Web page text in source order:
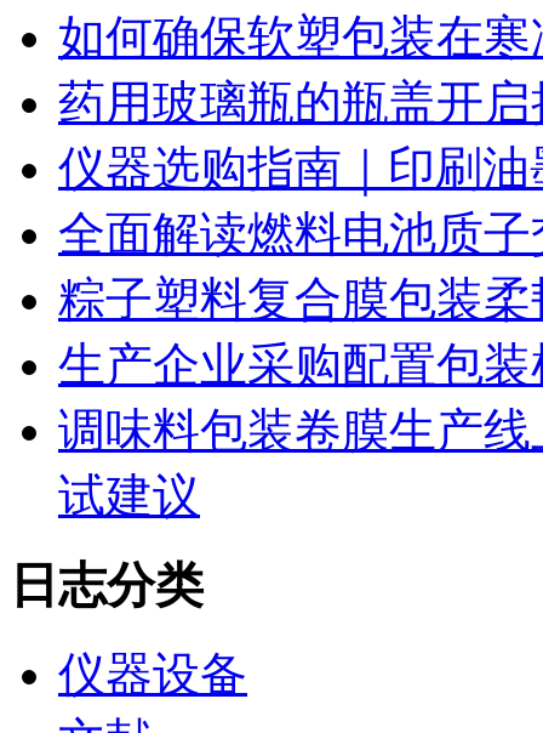
如何确保软塑包装在
药用玻璃瓶的瓶盖开
仪器选购指南｜印刷
全面解读燃料电池质
粽子塑料复合膜包装
生产企业采购配置包
调味料包装卷膜生产
试建议
日志分类
仪器设备